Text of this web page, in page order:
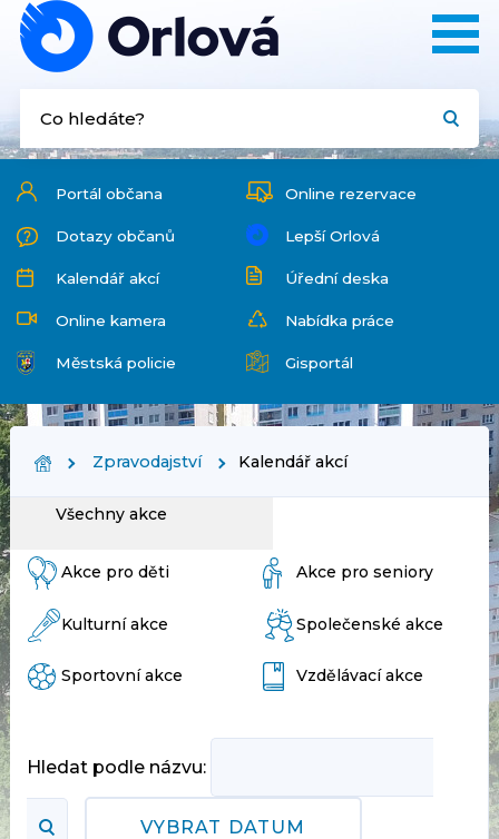
Portál občana Online rezervace
Dotazy občanů Lepší Orlová
Kalendář akcí Úřední deska
Online kamera Nabídka práce
Městská policie Gisportál
Zpravodajství Kalendář akcí
Hledat podle názvu:
VYBRAT DATUM
Všechny akce
Akce pro děti Akce pro seniory
Kulturní akce Společenské akce
Sportovní akce Vzdělávací akce